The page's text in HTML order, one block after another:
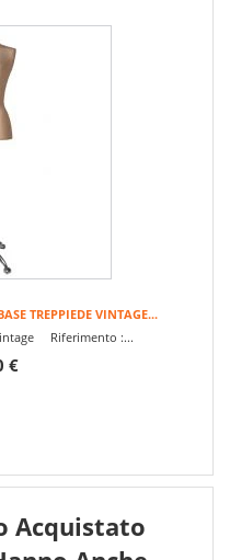
TREPPIEDE VINTAGE...
Riferimento :...
€
Acquistato